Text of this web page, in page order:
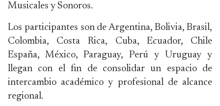
Musicales y Sonoros.
Los participantes son de Argentina, Bolivia, Brasil,
Colombia, Costa Rica, Cuba, Ecuador, Chile
España, México, Paraguay, Perú y Uruguay y
llegan con el fin de consolidar un espacio de
intercambio académico y profesional de alcance
regional.